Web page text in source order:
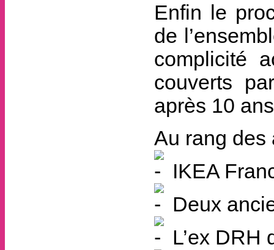
Enfin le
de
complicité
couverts
après 10
Au rang des
IKEA
Deux
L’ex DRH